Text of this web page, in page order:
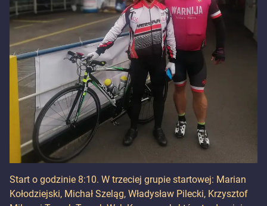
Start o godzinie 8:10. W trzeciej grupie startowej: Marian
Kołodziejski, Michał Szeląg, Władysław Pilecki, Krzysztof